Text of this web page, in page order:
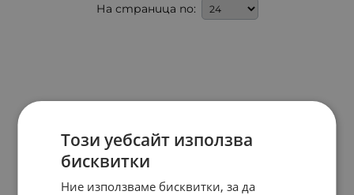
На страница по:
Този уебсайт използва
бисквитки
Ние използваме бисквитки, за да